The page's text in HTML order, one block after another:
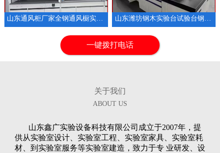
1 3
一键拨打电话
关于我们
ABOUT US
山东鑫广实验设备科技有限公司成立于2007年，提
供从实验室设计、实验室工程、实验室家具、实验室耗
材、到实验室服务等实验室建造，致力于专 业研发、设